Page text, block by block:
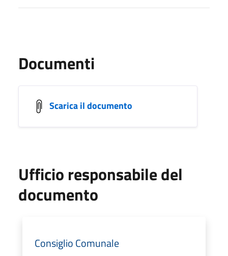
Documenti
Scarica il documento
Ufficio responsabile del
documento
Consiglio Comunale